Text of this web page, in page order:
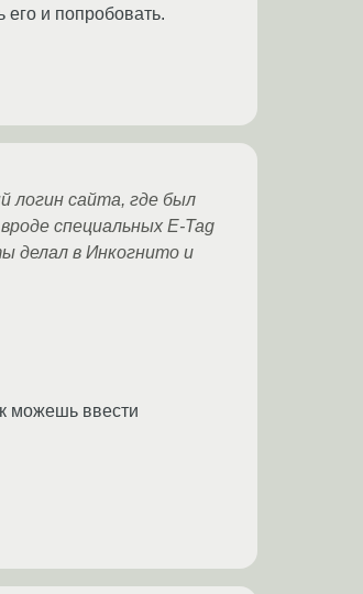
и попробовать.
логин сайта, где был
специальных E-Tag
делал в Инкогнито и
можешь ввести